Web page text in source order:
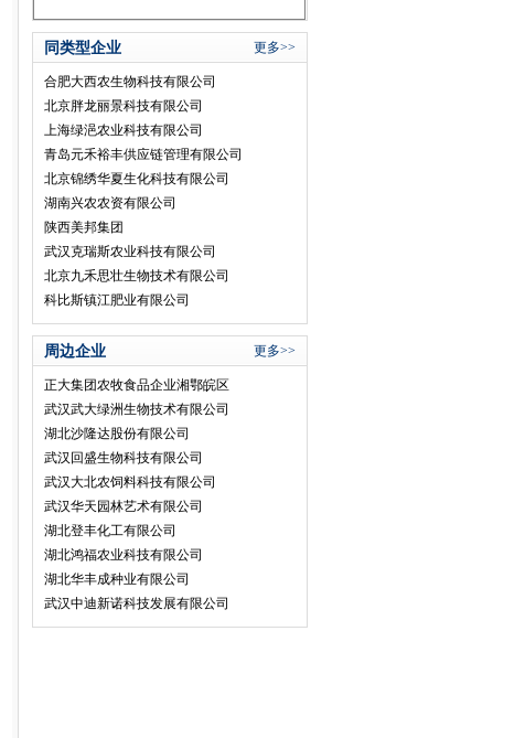
同类型企业 更多>>
合肥大西农生物科技有限公司
北京胖龙丽景科技有限公司
上海绿浥农业科技有限公司
青岛元禾裕丰供应链管理有限公司
北京锦绣华夏生化科技有限公司
湖南兴农农资有限公司
陕西美邦集团
武汉克瑞斯农业科技有限公司
北京九禾思壮生物技术有限公司
科比斯镇江肥业有限公司
周边企业 更多>>
正大集团农牧食品企业湘鄂皖区
武汉武大绿洲生物技术有限公司
湖北沙隆达股份有限公司
武汉回盛生物科技有限公司
武汉大北农饲料科技有限公司
武汉华天园林艺术有限公司
湖北登丰化工有限公司
湖北鸿福农业科技有限公司
湖北华丰成种业有限公司
武汉中迪新诺科技发展有限公司